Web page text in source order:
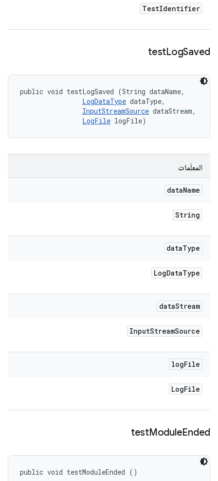
TestIdentifier
testLogSaved
public void testLogSaved (String dataName,
LogDataType dataType,
InputStreamSource dataStream,
LogFile logFile)
المعلَمات
dataName
String
dataType
LogDataType
dataStream
InputStreamSource
logFile
LogFile
testModuleEnded
public void testModuleEnded ()